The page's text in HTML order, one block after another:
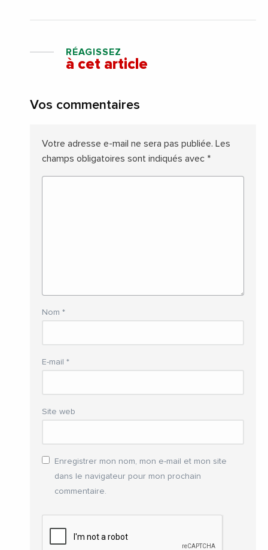
RÉAGISSEZ
à cet article
Vos commentaires
Votre adresse e-mail ne sera pas publiée. Les
champs obligatoires sont indiqués avec *
Nom *
E-mail *
Site web
Enregistrer mon nom, mon e-mail et mon site
dans le navigateur pour mon prochain
commentaire.